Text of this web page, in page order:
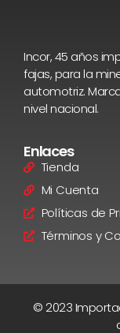
Incor, 45 años
fajas, para la
automotriz.
nivel nacional.
Enlaces
Tienda
Mi Cuenta
Políticas de
Términos y
© 2023